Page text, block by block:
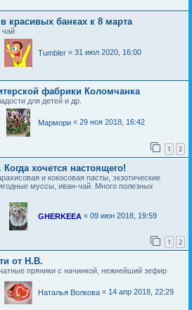
красивых банках к 8 марта
чай
Tumbler « 31 июл 2020, 16:00
фабрики Коломчанка
для детей и др.
Мармори « 29 ноя 2018, 16:42
1 2
хочется настоящего!
и кокосовая пасты, экзотические
муссы, иван-чай. Много полезных
GHERKEEA « 09 июн 2018, 19:59
1 2
от Н.В.
пряники с начинкой, нежнейший зефир
Наталья Волкова « 14 апр 2018, 22:29